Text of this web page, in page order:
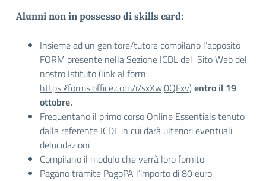
Alunni non in possesso di skills card:
Insieme ad un genitore/tutore compilano l’apposito
FORM presente nella Sezione ICDL del Sito Web del
nostro Istituto (link al form
https://forms.office.com/r/sxXwj0QFxv)entro il 19
ottobre.
Frequentano il primo corso Online Essentials tenuto
dalla referente ICDL in cui darà ulteriori eventuali
delucidazioni
Compilano il modulo che verrà loro fornito
Pagano tramite PagoPA l’importo di 80 euro.